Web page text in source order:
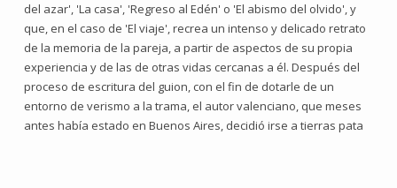
del azar', 'La casa', 'Regreso al Edén' o 'El abismo del olvido', y
que, en el caso de 'El viaje', recrea un intenso y delicado retrato
de la memoria de la pareja, a partir de aspectos de su propia
experiencia y de las de otras vidas cercanas a él. Después del
proceso de escritura del guion, con el fin de dotarle de un
entorno de verismo a la trama, el autor valenciano, que meses
antes había estado en Buenos Aires, decidió irse a tierras pata